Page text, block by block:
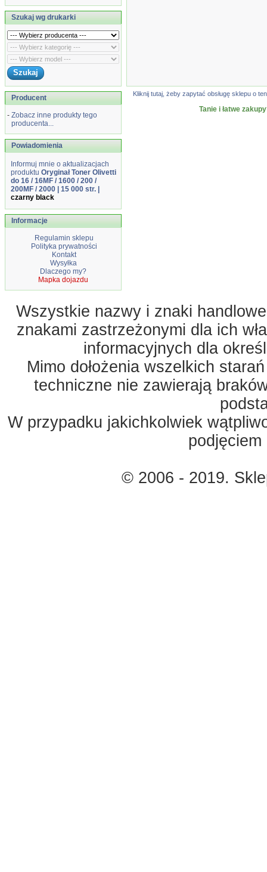
Szukaj wg drukarki
Producent
- Zobacz inne produkty tego
producenta...
Powiadomienia
Informuj mnie o aktualizacjach
produktu Oryginał Toner Olivetti
do 16 / 16MF / 1600 / 200 /
200MF / 2000 | 15 000 str. |
czarny black
Informacje
Regulamin sklepu
Polityka prywatności
Kontakt
Wysyłka
Dlaczego my?
Mapka dojazdu
Kliknij tutaj, żeby zapytać obsługę sklepu o
Tanie i łatwe
Wszystkie nazwy i znaki
znakami zastrzeżonymi dla ich
informacyjnych dla
Mimo dołożenia wszelkich
techniczne nie zawierają
W przypadku jakichkolwiek
© 2006 - 2019.